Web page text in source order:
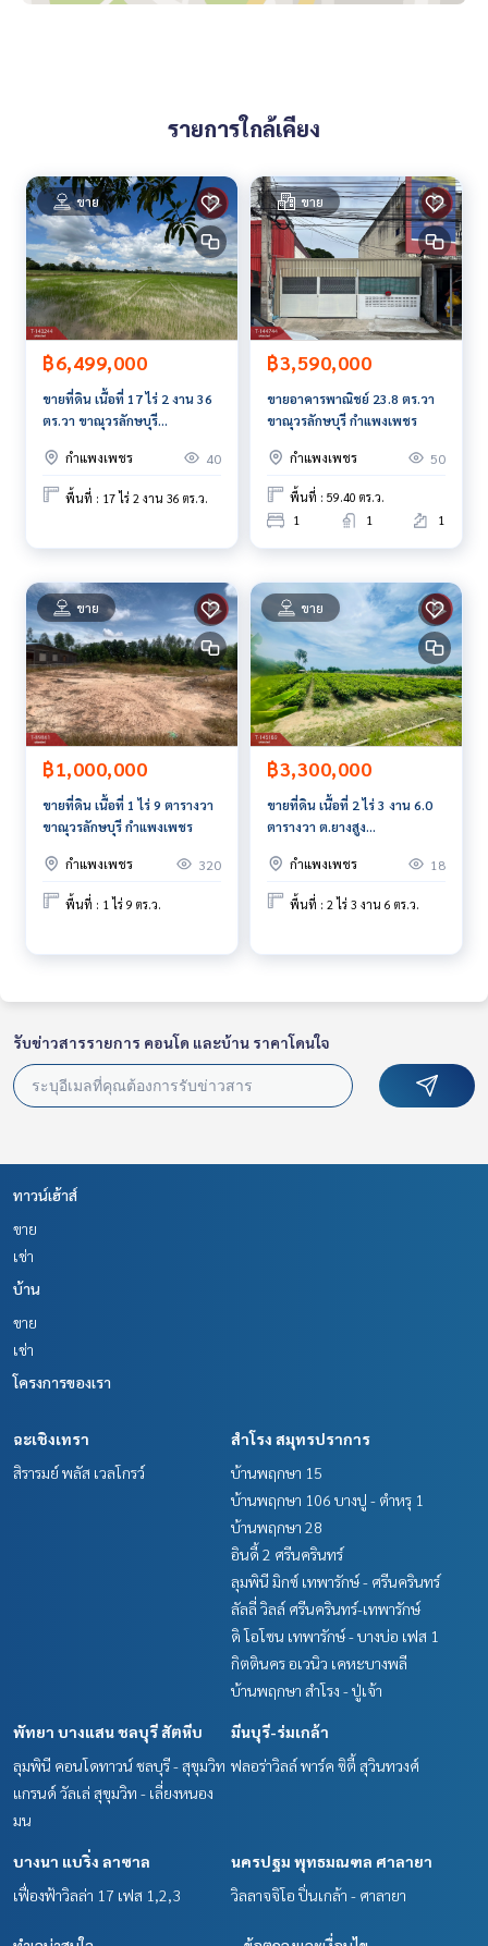
สนใจดูทรัพย์อื่นๆ เพิ่มเติม มากกว่า 3,000 รายการ
The Best Property Agent CO,.LTD. ผู้นำด้านธุรกิจนายหน้า ตัวแ
ทนอสังหาริมทรัพย์ครบวงจร ด้วยความเป็นมืออาชีพ ใช้เทคโนโล
ยี และ นวัตกรรมที่สร้างสรรค์ เพื่อส่งมอบบริการที่ดีที่สุดเพื่อคุณ ใ
ห้บริการด้าน ซื้อ ขาย เช่า อสังหาริมทรัพย์
รายการใกล้เคียง
ขาย
฿6,499,000
ขายที่ดิน เนื้อที่ 17 ไร่ 2 งาน 36
ตร.วา ขาณุวรลักษบุรี
กำแพงเพชร
40
พื้นที่ : 17 ไร่ 2 งาน 36 ตร.ว.
ขาย
฿3,590,000
ขายอาคารพาณิชย์ 23.8 ตร.วา
ขาณุวรลักษบุรี กำแพงเพชร
กำแพงเพชร 50
พื้นที่ : 59.40 ตร.ว.
1 1 1
ขาย
฿1,000,000
ขายที่ดิน เนื้อที่ 1 ไร่ 9 ตารางวา
ขาณุวรลักษบุรี กำแพงเพชร
กำแพงเพชร 320
พื้นที่ : 1 ไร่ 9 ตร.ว.
ขาย
฿3,300,000
ขายที่ดิน เนื้อที่ 2 ไร่ 3 งาน 6.0
ตารางวา ต.ยางสูง
กำแพงเพชร
18
พื้นที่ : 2 ไร่ 3 งาน 6 ตร.ว.
รับข่าวสารรายการ คอนโด และบ้าน ราคาโดนใจ
ทาวน์เฮ้าส์
ขาย
เช่า
บ้าน
ขาย
เช่า
โครงการของเรา
ฉะเชิงเทรา
สิรารมย์ พลัส เวลโกรว์
สำโรง สมุทรปราการ
บ้านพฤกษา 15
บ้านพฤกษา 106 บางปู - ตำหรุ 1
บ้านพฤกษา 28
อินดี้ 2 ศรีนครินทร์
ลุมพินี มิกซ์ เทพารักษ์ - ศรีนครินทร์
ลัลลี่ วิลล์ ศรีนครินทร์-เทพารักษ์
ดิ โอโซน เทพารักษ์ - บางบ่อ เฟส 1
กิตตินคร อเวนิว เคหะบางพลี
บ้านพฤกษา สำโรง - ปู่เจ้า
พัทยา บางแสน ชลบุรี สัตหีบ
ลุมพินี คอนโดทาวน์ ชลบุรี - สุขุมวิท
แกรนด์ วัลเล่ สุขุมวิท - เลี่ยงหนอง
มน
มีนบุรี-ร่มเกล้า
ฟลอร่าวิลล์ พาร์ค ซิตี้ สุวินทวงศ์
บางนา แบริ่ง ลาซาล
เฟื่องฟ้าวิลล่า 17 เฟส 1,2,3
นครปฐม พุทธมณฑล ศาลายา
วิลลาจจิโอ ปิ่นเกล้า - ศาลายา